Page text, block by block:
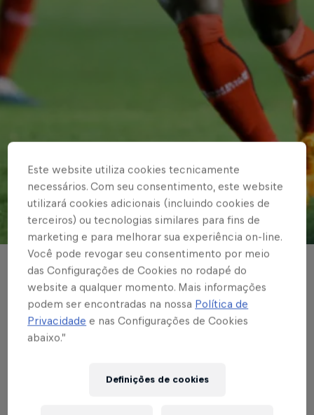
BRASILEIRÃO
Red Bull Bragantino
enfrenta Fluminense
maratona fora de casa
Este website utiliza cookies tecnicamente
necessários. Com seu consentimento, este website
utilizará cookies adicionais (incluindo cookies de
terceiros) ou tecnologias similares para fins de
marketing e para melhorar sua experiência on-line.
Você pode revogar seu consentimento por meio
das Configurações de Cookies no rodapé do
website a qualquer momento. Mais informações
podem ser encontradas na nossa Política de
Privacidade e nas Configurações de Cookies
abaixo.”
Definições de cookies